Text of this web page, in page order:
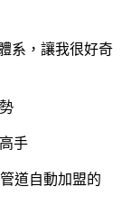
系，讓我很好奇
手
道自動加盟的